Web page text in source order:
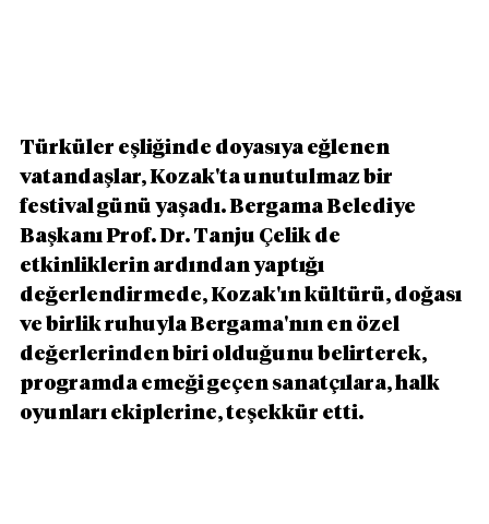
Türküler eşliğinde doyasıya eğlenen
vatandaşlar, Kozak'ta unutulmaz bir
festival günü yaşadı. Bergama Belediye
Başkanı Prof. Dr. Tanju Çelik de
etkinliklerin ardından yaptığı
değerlendirmede, Kozak'ın kültürü, doğası
ve birlik ruhuyla Bergama'nın en özel
değerlerinden biri olduğunu belirterek,
programda emeği geçen sanatçılara, halk
oyunları ekiplerine, teşekkür etti.